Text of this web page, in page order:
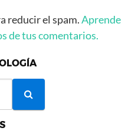
reducir el spam.Aprende
de tus comentarios.